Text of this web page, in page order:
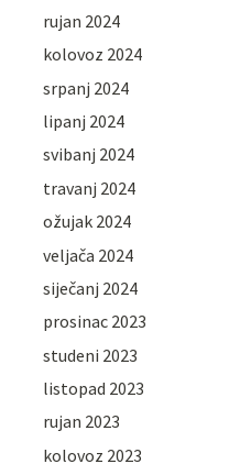
rujan 2024
kolovoz 2024
srpanj 2024
lipanj 2024
svibanj 2024
travanj 2024
ožujak 2024
veljača 2024
siječanj 2024
prosinac 2023
studeni 2023
listopad 2023
rujan 2023
kolovoz 2023